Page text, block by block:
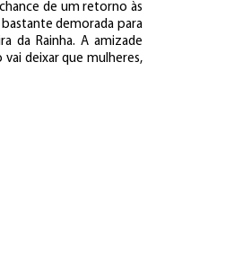
de um retorno às
demorada para
da Rainha. A amizade
vai deixar que mulheres,